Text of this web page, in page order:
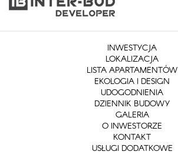
INWESTYCJA
LOKALIZACJA
LISTA APARTAMENTÓW
EKOLOGIA I DESIGN
UDOGODNIENIA
DZIENNIK BUDOWY
GALERIA
O INWESTORZE
KONTAKT
USŁUGI DODATKOWE